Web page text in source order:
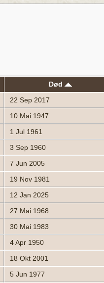
Død
22 Sep 2017
10 Mai 1947
1 Jul 1961
3 Sep 1960
7 Jun 2005
19 Nov 1981
12 Jan 2025
27 Mai 1968
30 Mai 1983
4 Apr 1950
18 Okt 2001
5 Jun 1977